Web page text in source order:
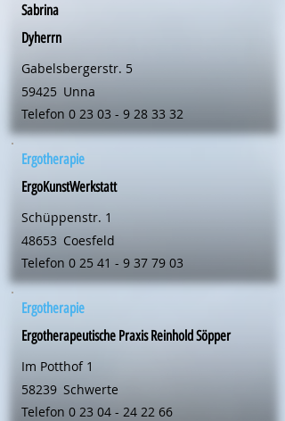
Sabrina
Dyherrn
Gabelsbergerstr. 5
59425 Unna
Telefon 0 23 03 - 9 28 33 32
Ergotherapie
ErgoKunstWerkstatt
Schüppenstr. 1
48653 Coesfeld
Telefon 0 25 41 - 9 37 79 03
Ergotherapie
Ergotherapeutische Praxis Reinhold Söpper
Im Potthof 1
58239 Schwerte
Telefon 0 23 04 - 24 22 66